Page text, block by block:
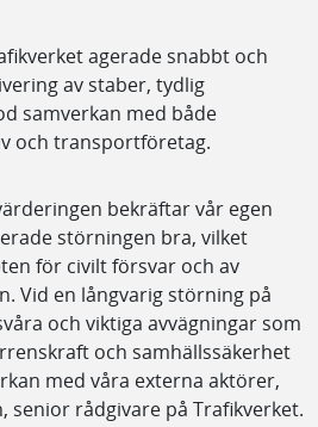
agerade snabbt och
av staber, tydlig
samverkan med både
och transportföretag.
bekräftar vår egen
störningen bra, vilket
för civilt försvar och av
Vid en långvarig störning på
och viktiga avvägningar som
och samhällssäkerhet
med våra externa aktörer,
senior rådgivare på Trafikverket.